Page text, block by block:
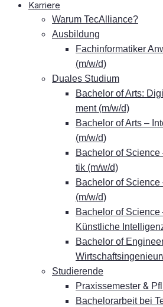
Kar­rie­re
War­um TecAlliance?
Aus­bil­dung
Fach­in­for­ma­ti­ker
(m/w/d)
Dua­les Studium
Ba­che­lor of Arts:
ment (m/w/d)
Ba­che­lor of Arts –
(m/w/d)
Ba­che­lor of
tik (m/w/d)
Ba­che­lor of
(m/w/d)
Ba­che­lor of
Künst­li­che
Ba­che­lor of
Stu­die­ren­de
Pra­xis­se­mes­ter &
Ba­che­lor­ar­beit bei